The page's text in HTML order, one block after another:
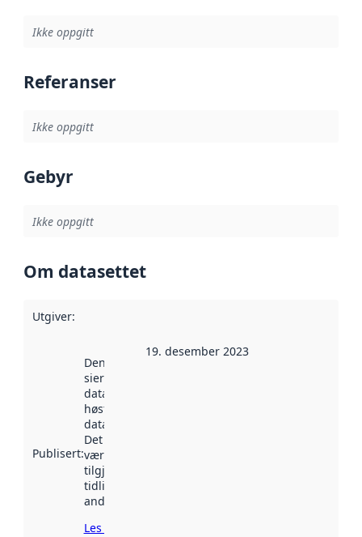
Ikke oppgitt
Referanser
Ikke oppgitt
Gebyr
Ikke oppgitt
Om datasettet
Utgiver:
Publisert:
Denne datoen
sier når
datasettet ble
høstet av
data.norge.no.
Det kan ha
vært
tilgjengelig
tidligere
andre steder.
Les mer om
19. desember 2023